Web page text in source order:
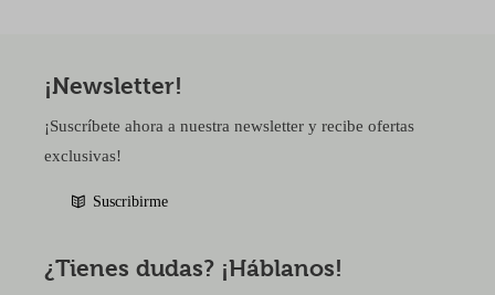
¡Newsletter!
¡Suscríbete ahora a nuestra newsletter y recibe ofertas
exclusivas!
Suscribirme
¿Tienes dudas? ¡Háblanos!